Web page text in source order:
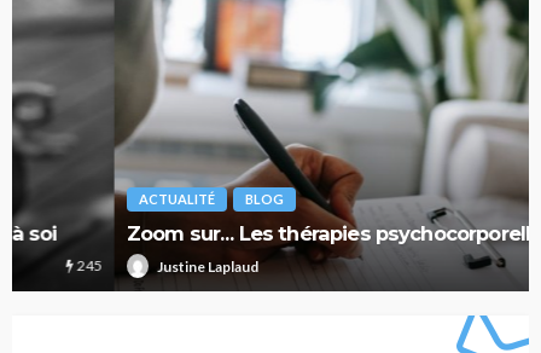
ACTUALITÉ BLOG
Zoom sur… Les thérapies psychocorporelles
Justine Laplaud 227